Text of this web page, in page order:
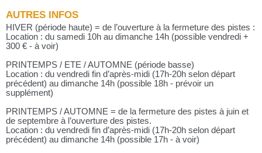
AUTRES INFOS
HIVER (période haute) = de l’ouverture à la fermeture des pistes :
Location : du samedi 10h au dimanche 14h (possible vendredi +
300 € - à voir)
PRINTEMPS / ETE / AUTOMNE (période basse)
Location : du vendredi fin d’après-midi (17h-20h selon départ
précédent) au dimanche 14h (possible 18h - prévoir un
supplément)
PRINTEMPS / AUTOMNE = de la fermeture des pistes à juin et
de septembre à l’ouverture des pistes.
Location : du vendredi fin d’après-midi (17h-20h selon départ
précédent) au dimanche 14h (possible 17h - à voir)